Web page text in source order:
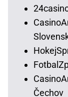
Čechov